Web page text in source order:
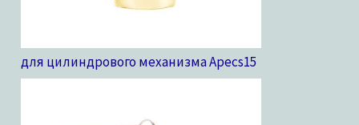
для цилиндрового механизма Apecs15